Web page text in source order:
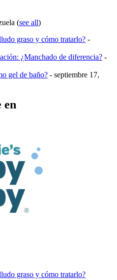
(see all)
graso y cómo tratarlo? -
¿Manchado de diferencia? -
gel de baño? - septiembre 17,
en
graso y cómo tratarlo?